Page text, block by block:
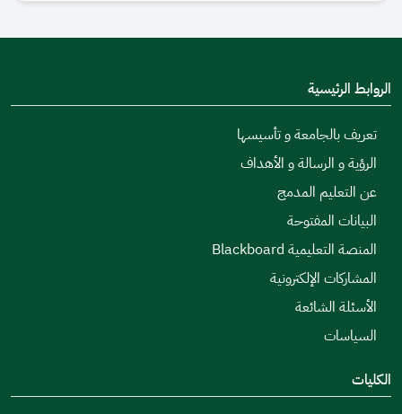
الروابط الرئيسية
تعريف بالجامعة و تأسيسها
الرؤية و الرسالة و الأهداف
عن التعليم المدمج
البيانات المفتوحة
المنصة التعليمية Blackboard
المشاركات الإلكترونية
الأسئلة الشائعة
السياسات
الكليات